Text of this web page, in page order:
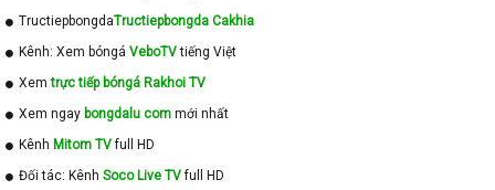
TructiepbongdaTructiepbongda Cakhia
Kênh: Xem bóngá VeboTVtiếng Việt
Xemtrực tiếp bóngá Rakhoi TV
Xem ngay bongdalu com mới nhất
Kênh Mitom TVfull HD
Đối tác: Kênh Soco Live TVfull HD